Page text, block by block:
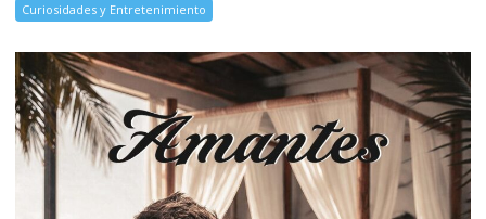
Curiosidades y Entretenimiento